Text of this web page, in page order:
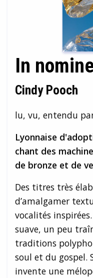
In
Cindy Pooch
lu, vu, entendu
Lyonnaise
chant des
de bronze et de
Des titres très
d’amalgamer
vocalités
suave, un peu
traditions
soul et du gospel.
invente une